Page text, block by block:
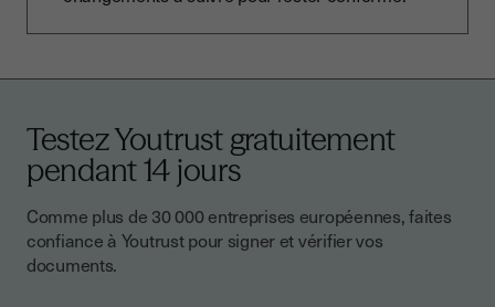
Testez Youtrust gratuitement
pendant 14 jours
Comme plus de 30 000 entreprises européennes, faites
confiance à Youtrust pour signer et vérifier vos
documents.